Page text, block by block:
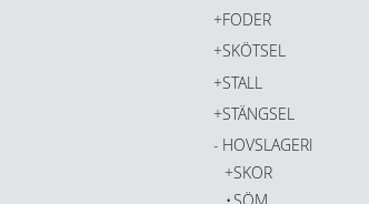
FODER
SKÖTSEL
STALL
STÄNGSEL
HOVSLAGERI
SKOR